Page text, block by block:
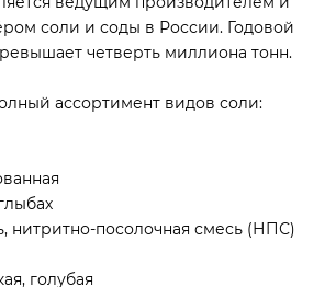
соли и соды в России. Годовой
четверть миллиона тонн.
ассортимент видов соли:
нитритно-посолочная смесь (НПС)
голубая